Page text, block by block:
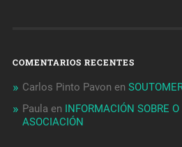
COMENTARIOS RECENTES
Carlos Pinto Pavon en
Paula en INFORMACIÓN SOBRE
ASOCIACIÓN